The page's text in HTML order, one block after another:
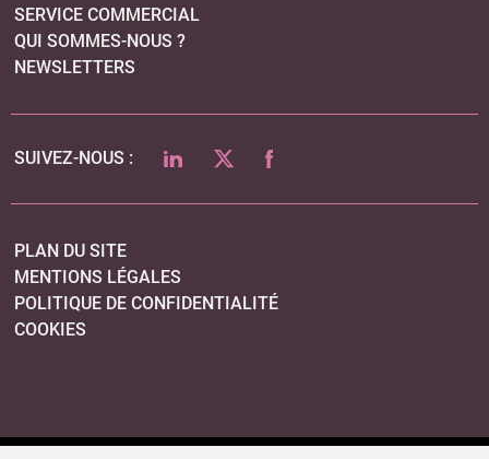
SERVICE COMMERCIAL
QUI SOMMES-NOUS ?
NEWSLETTERS
SUIVEZ-NOUS : LINKEDINTWITTERFACEBOOK
PLAN DU SITE
MENTIONS LÉGALES
POLITIQUE DE CONFIDENTIALITÉ
COOKIES